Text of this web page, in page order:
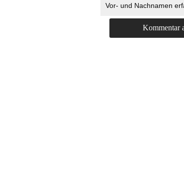
Vor- und Nachnamen